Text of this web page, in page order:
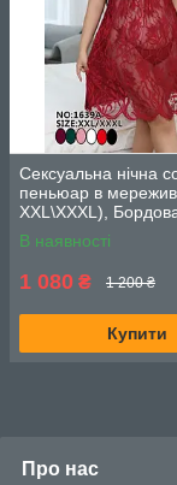
Сексуальна нічна
пеньюар в
XXL\XXXL),
В наявності
1 080 ₴ 1 200 ₴
Купити
Про нас